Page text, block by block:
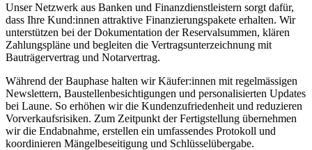
Unser Netzwerk aus Banken und Finanzdienstleistern sorgt dafür,
dass Ihre Kund:innen attraktive Finanzierungspakete erhalten. Wir
unterstützen bei der Dokumentation der Reservalsummen, klären
Zahlungspläne und begleiten die Vertragsunterzeichnung mit
Bauträgervertrag und Notarvertrag.
Während der Bauphase halten wir Käufer:innen mit regelmässigen
Newslettern, Baustellenbesichtigungen und personalisierten Updates
bei Laune. So erhöhen wir die Kundenzufriedenheit und reduzieren
Vorverkaufsrisiken. Zum Zeitpunkt der Fertigstellung übernehmen
wir die Endabnahme, erstellen ein umfassendes Protokoll und
koordinieren Mängelbeseitigung und Schlüsselübergabe.